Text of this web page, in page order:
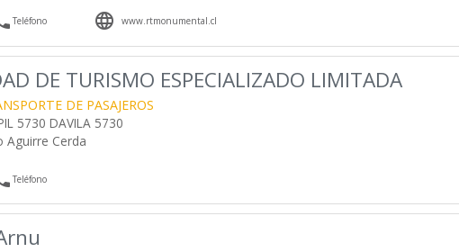
Teléfono  www.rtmonumental.cl
DE TURISMO ESPECIALIZADO LIMITADA
DE PASAJEROS
5730 DAVILA 5730
Aguirre Cerda
Teléfono